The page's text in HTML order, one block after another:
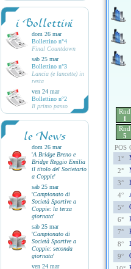
i Bollettini
dom 26 mar
Bollettino n°4
Final Countdown
sab 25 mar
Bollettino n°3
Lancia (e lancette) in
resta
ven 24 mar
Bollettino n°2
Il primo passo
le News
dom 26 mar
'A Bridge Breno e
Bridge Reggio Emilia
il titolo del Societario
a Coppie'
sab 25 mar
'Campionato di
Società Sportive a
Coppie: la terza
giornata'
sab 25 mar
'Campionato di
Società Sportive a
Coppie: seconda
giornata'
ven 24 mar
Rnd
1
Rnd
5
POS
1°
2°
3°
4°
5°
6°
7°
8°
9°